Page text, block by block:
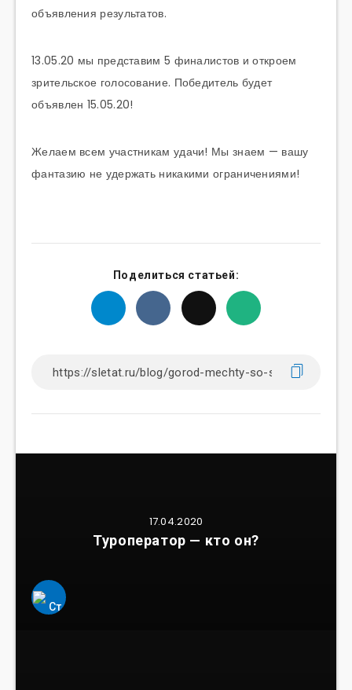
объявления результатов.
13.05.20 мы представим 5 финалистов и откроем
зрительское голосование. Победитель будет
объявлен 15.05.20!
Желаем всем участникам удачи! Мы знаем — вашу
фантазию не удержать никакими ограничениями!
Поделиться статьей:
17.04.2020
Туроператор — кто он?